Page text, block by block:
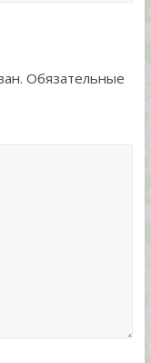
Обязательные